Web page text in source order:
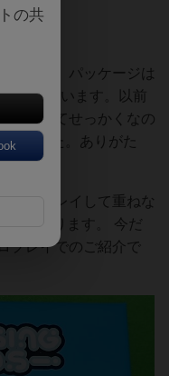
ーザー
ゲーム。パッケージは
備しています。以前
見つけてせっかくなの
でした。ありがた
場にプレイして重ねな
景を作ります。 今だ
プレイでのご紹介で
の共